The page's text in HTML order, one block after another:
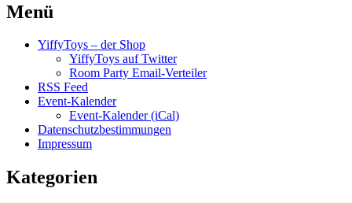
Menü
YiffyToys – der Shop
YiffyToys auf Twitter
Room Party Email-Verteiler
RSS Feed
Event-Kalender
Event-Kalender (iCal)
Datenschutzbestimmungen
Impressum
Kategorien